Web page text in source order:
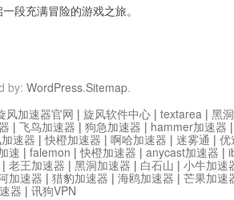
段充满冒险的游戏之旅。
by: WordPress.Sitemap.
风加速器官网 | 旋风软件中心 | textarea | 黑
| 飞鸟加速器 | 狗急加速器 | hammer加速器
速器 |快橙加速器 | 啊哈加速器 | 迷雾通 | 优
速 | falemon |快橙加速器 | anycast加速器 |
| 老王加速器 | 黑洞加速器 | 白石山 | 小牛加速
加速器 | 猎豹加速器 | 海鸥加速器 | 芒果加速
器 | 讯狗VPN